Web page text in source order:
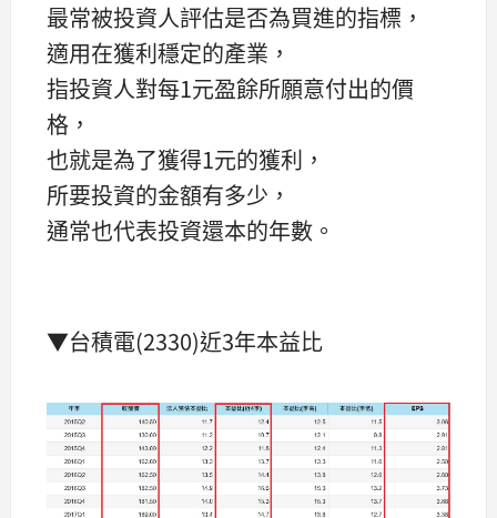
最常被投資人評估是否為買進的指標，
適用在獲利穩定的產業，
指投資人對每1元盈餘所願意付出的價
格，
也就是為了獲得1元的獲利，
所要投資的金額有多少，
通常也代表投資還本的年數。
▼台積電(2330)近3年本益比